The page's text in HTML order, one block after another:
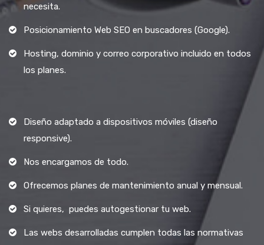
necesita.
Posicionamiento Web SEO en buscadores (Google).
Hosting, dominio y correo corporativo incluido en todos
los planes.
Diseño adaptado a dispositivos móviles (diseño
responsive).
Nos encargamos de todo.
Ofrecemos planes de mantenimiento anual y mensual.
Si quieres, puedes autogestionar tu web.
Las webs desarrolladas cumplen todas las normativas